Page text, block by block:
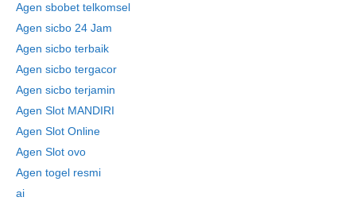
Agen sbobet telkomsel
Agen sicbo 24 Jam
Agen sicbo terbaik
Agen sicbo tergacor
Agen sicbo terjamin
Agen Slot MANDIRI
Agen Slot Online
Agen Slot ovo
Agen togel resmi
ai